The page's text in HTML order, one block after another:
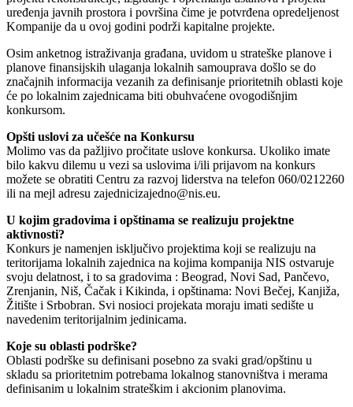
uređenja javnih prostora i površina čime je potvrđena opredeljenost
Kompanije da u ovoj godini podrži kapitalne projekte.
Osim anketnog istraživanja građana, uvidom u strateške planove i
planove finansijskih ulaganja lokalnih samouprava došlo se do
značajnih informacija vezanih za definisanje prioritetnih oblasti koje
će po lokalnim zajednicama biti obuhvaćene ovogodišnjim
konkursom.
Opšti uslovi za učešće na Konkursu
Molimo vas da pažljivo pročitate uslove konkursa. Ukoliko imate
bilo kakvu dilemu u vezi sa uslovima i/ili prijavom na konkurs
možete se obratiti Centru za razvoj liderstva na telefon 060/0212260
ili na mejl adresu zajednicizajedno@nis.eu.
U kojim gradovima i opštinama se realizuju projektne
aktivnosti?
Konkurs je namenjen isključivo projektima koji se realizuju na
teritorijama lokalnih zajednica na kojima kompanija NIS ostvaruje
svoju delatnost, i to sa gradovima : Beograd, Novi Sad, Pančevo,
Zrenjanin, Niš, Čačak i Kikinda, i opštinama: Novi Bečej, Kanjiža,
Žitište i Srbobran. Svi nosioci projekata moraju imati sedište u
navedenim teritorijalnim jedinicama.
Koje su oblasti podrške?
Oblasti podrške su definisani posebno za svaki grad/opštinu u
skladu sa prioritetnim potrebama lokalnog stanovništva i merama
definisanim u lokalnim strateškim i akcionim planovima.